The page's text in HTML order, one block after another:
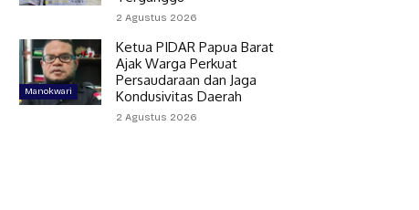
2 Agustus 2026
Manokwari
Ketua PIDAR Papua Barat
Ajak Warga Perkuat
Persaudaraan dan Jaga
Kondusivitas Daerah
2 Agustus 2026